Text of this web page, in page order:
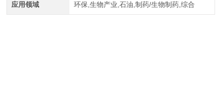
应用领域 环保,生物产业,石油,制药/生物制药,综合